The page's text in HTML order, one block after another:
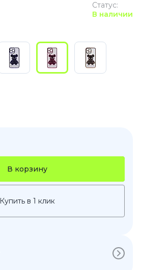
Статус:
В наличии
В корзину
Купить в 1 клик